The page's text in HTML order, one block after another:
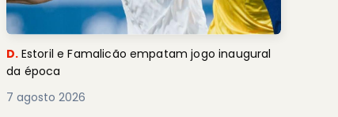
D. Estoril e Famalicão empatam jogo inaugural
da época
7 agosto 2026